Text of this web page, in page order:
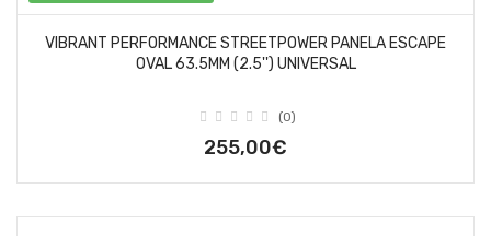
VIBRANT PERFORMANCE STREETPOWER PANELA ESCAPE
OVAL 63.5MM (2.5'') UNIVERSAL
(0)
255,00€